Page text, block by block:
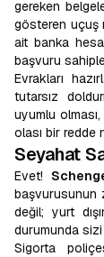
gereken
gösteren uçuş
ait banka
başvuru
Evrakları
tutarsız
uyumlu
olası bir redde
Seyahat
Evet!
başvurusunun
değil; yurt
durumunda
Sigorta